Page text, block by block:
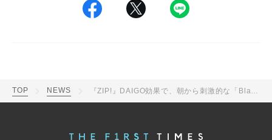
TOP NEWS 『ZIP!』DAIGO効果で、朝から刺激的な「Black Cherry」がトレンド入り